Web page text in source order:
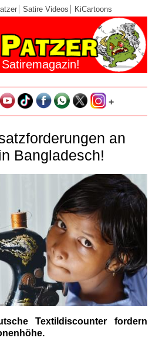
Satire Videos KiCartoons
+
an
Bangladesch!
Textildiscounter fordern